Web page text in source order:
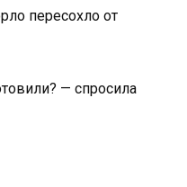
пересохло от
— спросила